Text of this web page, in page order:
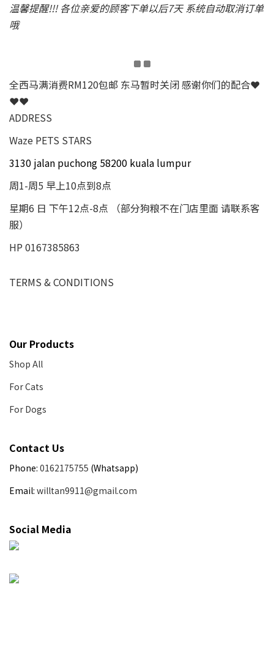
温馨提醒!!! 各位亲爱的顾客下单以后7天 系统自动取消订单
哦
全西马满消费RM120包邮 东马暂时关闭 感谢你们的配合❤
❤❤
ADDRESS
Waze PETS STARS
3130 jalan puchong 58200 kuala lumpur
周1-周5 早上10点到8点
星期6 日 下午12点-8点 （部分狗粮不在门店里面 请联系客
服）
HP 0167385863
TERMS & CONDITIONS
Our Products
Shop All
For Cats
For Dogs
Contact Us
Phone: 0162175755 (Whatsapp)
Email: willtan9911@gmail.com
Social Media